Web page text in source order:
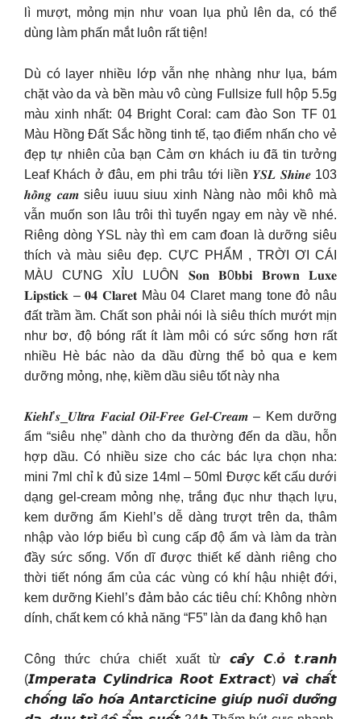
lì mượt, mỏng mịn như voan lụa phủ lên da, có thể
dùng làm phấn mắt luôn rất tiện!
Dù có layer nhiều lớp vẫn nhẹ nhàng như lụa, bám
chặt vào da và bền màu vô cùng Fullsize full hộp 5.5g
màu xinh nhất: 04 Bright Coral: cam đào Son TF 01
Màu Hồng Đất Sắc hồng tinh tế, tạo điểm nhấn cho vẻ
đẹp tự nhiên của bạn Cảm ơn khách iu đã tin tưởng
Leaf Khách ở đâu, em phi trâu tới liền 𝒀𝑺𝑳 𝑺𝒉𝒊𝒏𝒆 103
𝒉𝒐̂̀𝒏𝒈 𝒄𝒂𝒎 siêu iuuu siuu xinh Nàng nào môi khô mà
vẫn muốn son lâu trôi thì tuyển ngay em này về nhé.
Riêng dòng YSL này thì em cam đoan là dưỡng siêu
thích và màu siêu đẹp. CỰC PHẨM , TRỜI ƠI CÁI
MÀU CƯNG XỈU LUÔN 𝐒𝐨𝐧 𝐁0𝐛𝐛𝐢 𝐁𝐫𝐨𝐰𝐧 𝐋𝐮𝐱𝐞
𝐋𝐢𝐩𝐬𝐭𝐢𝐜𝐤 – 𝟎𝟒 𝐂𝐥𝐚𝐫𝐞𝐭 Màu 04 Claret mang tone đỏ nâu
đất trầm ầm. Chất son phải nói là siêu thích mướt mịn
như bơ, độ bóng rất ít làm môi có sức sống hơn rất
nhiều Hè bác nào da dầu đừng thể bỏ qua e kem
dưỡng mỏng, nhẹ, kiềm dầu siêu tốt này nha
𝑲𝒊𝒆𝒉𝒍’𝒔_𝑼𝒍𝒕𝒓𝒂 𝑭𝒂𝒄𝒊𝒂𝒍 𝑶𝒊𝒍-𝑭𝒓𝒆𝒆 𝑮𝒆𝒍-𝑪𝒓𝒆𝒂𝒎 – Kem dưỡng
ẩm “siêu nhẹ” dành cho da thường đến da dầu, hỗn
hợp dầu. Có nhiều size cho các bác lựa chọn nha:
mini 7ml chỉ k đủ size 14ml – 50ml Được kết cấu dưới
dạng gel-cream mỏng nhẹ, trắng đục như thạch lựu,
kem dưỡng ẩm Kiehl’s dễ dàng trượt trên da, thâm
nhập vào lớp biểu bì cung cấp độ ẩm và làm da tràn
đầy sức sống. Vốn dĩ được thiết kế dành riêng cho
thời tiết nóng ẩm của các vùng có khí hậu nhiệt đới,
kem dưỡng Kiehl’s đảm bảo các tiêu chí: Không nhờn
dính, chất kem có khả năng “F5” làn da đang khô hạn
Công thức chứa chiết xuất từ 𝙘𝙖̂𝙮 𝘾.𝙤̉ 𝙩.𝙧𝙖𝙣𝙝
(𝙄𝙢𝙥𝙚𝙧𝙖𝙩𝙖 𝘾𝙮𝙡𝙞𝙣𝙙𝙧𝙞𝙘𝙖 𝙍𝙤𝙤𝙩 𝙀𝙭𝙩𝙧𝙖𝙘𝙩) 𝙫𝙖̀ 𝙘𝙝𝙖̂́𝙩
𝙘𝙝𝙤̂́𝙣𝙜 𝙡𝙖̃𝙤 𝙝𝙤́𝙖 𝘼𝙣𝙩𝙖𝙧𝙘𝙩𝙞𝙘𝙞𝙣𝙚 𝙜𝙞𝙪́𝙥 𝙣𝙪𝙤̂𝙞 𝙙𝙪̛𝙤̛̃𝙣𝙜